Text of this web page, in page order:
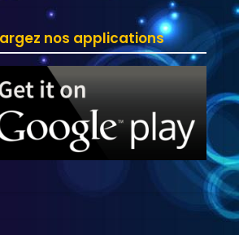
nos applications